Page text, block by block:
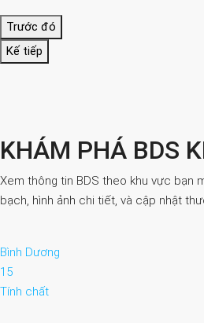
Trước đó
Kế tiếp
KHÁM PHÁ BDS
Xem thông tin BDS theo khu vực bạn
bạch, hình ảnh chi tiết, và cập nhật
Bình Dương
15
Tính chất